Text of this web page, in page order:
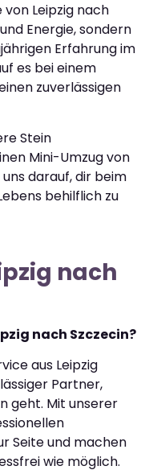
Leipzig nach
Energie, sondern
Erfahrung im
es bei einem
zuverlässigen
Stein
Mini-Umzug von
darauf, dir beim
behilflich zu
nach
nach Szczecin?
aus Leipzig
Partner,
geht. Mit unserer
Seite und machen
wie möglich.